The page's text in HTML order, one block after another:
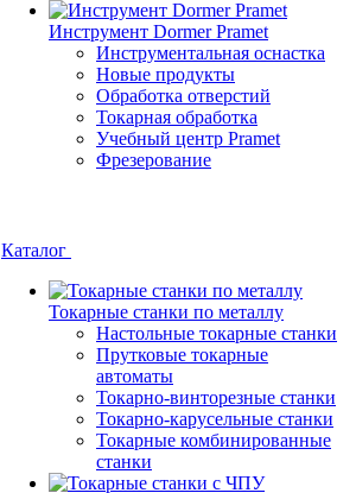
Инструмент Dormer Pramet
Инструментальная оснастка
Новые продукты
Обработка отверстий
Токарная обработка
Учебный центр Pramet
Фрезерование
Каталог
Токарные станки по металлу
Настольные токарные станки
Прутковые токарные
автоматы
Токарно-винторезные станки
Токарно-карусельные станки
Токарные комбинированные
станки